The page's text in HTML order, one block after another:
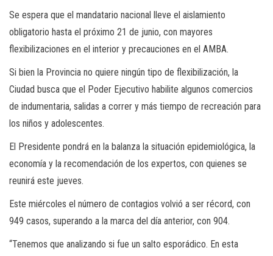
Se espera que el mandatario nacional lleve el aislamiento
obligatorio hasta el próximo 21 de junio, con mayores
flexibilizaciones en el interior y precauciones en el AMBA.
Si bien la Provincia no quiere ningún tipo de flexibilización, la
Ciudad busca que el Poder Ejecutivo habilite algunos comercios
de indumentaria, salidas a correr y más tiempo de recreación para
los niños y adolescentes.
El Presidente pondrá en la balanza la situación epidemiológica, la
economía y la recomendación de los expertos, con quienes se
reunirá este jueves.
Este miércoles el número de contagios volvió a ser récord, con
949 casos, superando a la marca del día anterior, con 904.
“Tenemos que analizando si fue un salto esporádico. En esta